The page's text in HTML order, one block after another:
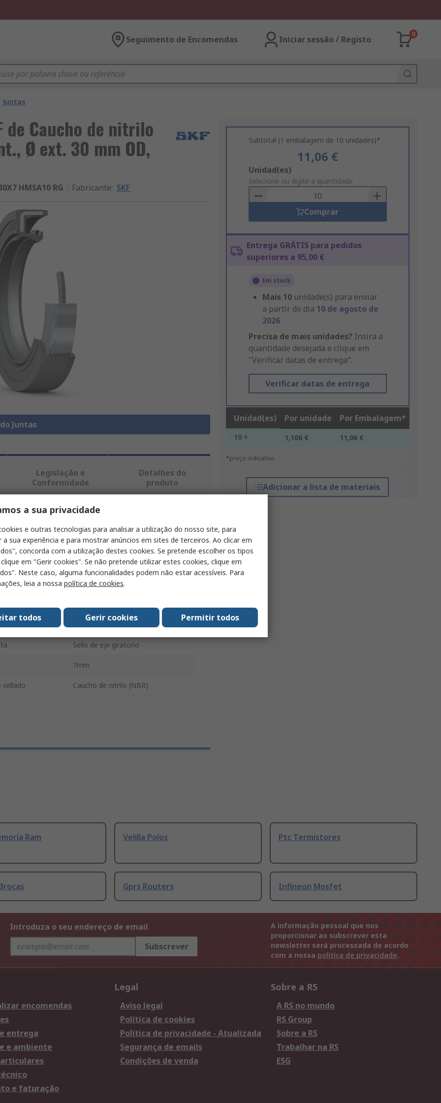
Seguimento de Encomendas Iniciar sessão / Registo
0
Juntas
de Caucho de nitrilo
Ø ext. 30 mm OD,
HMSA10 RG Fabricante: SKF
Juntas
Subtotal (1 embalagem de 10 unidades)*
11,06 €
Add
to
Basket
Unidad(es)
Selecione ou digite a quantidade
Comprar
Entrega GRÁTIS para pedidos
superiores a 95,00 €
Em stock
Mais 10 unidade(s) para enviar
a partir do dia 10 de agosto de
2026
Precisa de mais unidades? Insira a
quantidade desejada e clique em
"Verificar datas de entrega".
Verificar datas de entrega
Unidad(es) Por unidade Por Embalagem*
10 + 1,106 € 11,06 €
*preço indicativo
Adicionar a lista de materiais
Legislação e
Conformidade
Detalhes do
produto
produtos semelhantes.
Valor
SKF
19mm
Sello de eje giratorio
7mm
sellado Caucho de nitrilo (NBR)
Ram Velilla Polos Ptc Termistores
Gprs Routers Infineon Mosfet
Introduza o seu endereço de email
Subscrever
A informação pessoal que nos
proporcionar ao subscrever esta
newsletter será processada de acordo
com a nossa política de privacidade.
encomendas
entrega
e ambiente
e faturação
Legal
Aviso legal
Política de cookies
Política de privacidade - Atualizada
Segurança de emails
Condições de venda
Sobre a RS
A RS no mundo
RS Group
Sobre a RS
Trabalhar na RS
ESG
a sua privacidade
e outras tecnologias para analisar a utilização do nosso site, para
a sua experiência e para mostrar anúncios em sites de terceiros. Ao clicar em
concorda com a utilização destes cookies. Se pretende escolher os tipos
em "Gerir cookies". Se não pretende utilizar estes cookies, clique em
Neste caso, alguma funcionalidades podem não estar acessíveis. Para
leia a nossa política de cookies.
Permitir todos
Gerir cookies
todos